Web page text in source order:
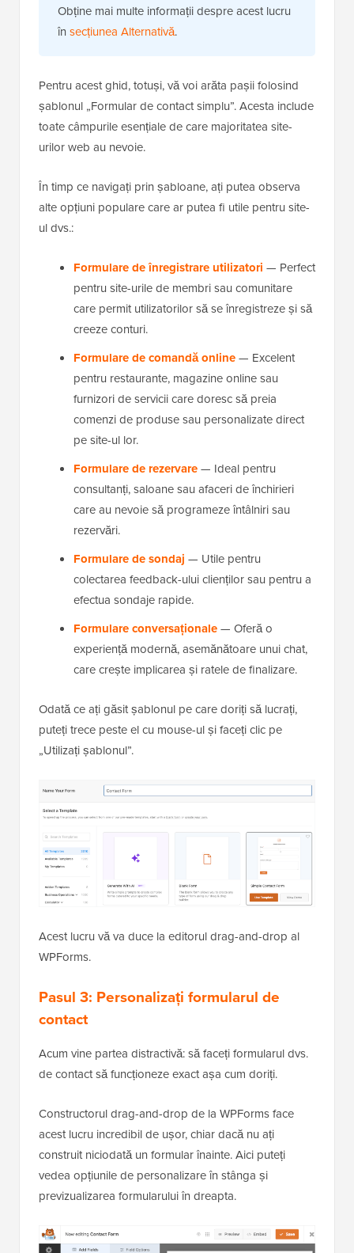
Obține mai multe informații despre acest lucru
în secțiunea Alternativă.
Pentru acest ghid, totuși, vă voi arăta pașii folosind
șablonul „Formular de contact simplu”. Acesta include
toate câmpurile esențiale de care majoritatea site-
urilor web au nevoie.
În timp ce navigați prin șabloane, ați putea observa
alte opțiuni populare care ar putea fi utile pentru site-
ul dvs.:
Formulare de înregistrare utilizatori — Perfect
pentru site-urile de membri sau comunitare
care permit utilizatorilor să se înregistreze și să
creeze conturi.
Formulare de comandă online— Excelent
pentru restaurante, magazine online sau
furnizori de servicii care doresc să preia
comenzi de produse sau personalizate direct
pe site-ul lor.
Formulare de rezervare— Ideal pentru
consultanți, saloane sau afaceri de închirieri
care au nevoie să programeze întâlniri sau
rezervări.
Formulare de sondaj — Utile pentru
colectarea feedback-ului clienților sau pentru a
efectua sondaje rapide.
Formulare conversaționale— Oferă o
experiență modernă, asemănătoare unui chat,
care crește implicarea și ratele de finalizare.
Odată ce ați găsit șablonul pe care doriți să lucrați,
puteți trece peste el cu mouse-ul și faceți clic pe
„Utilizați șablonul”.
Acest lucru vă va duce la editorul drag-and-drop al
WPForms.
Pasul 3: Personalizați formularul de
contact
Acum vine partea distractivă: să faceți formularul dvs.
de contact să funcționeze exact așa cum doriți.
Constructorul drag-and-drop de la WPForms face
acest lucru incredibil de ușor, chiar dacă nu ați
construit niciodată un formular înainte. Aici puteți
vedea opțiunile de personalizare în stânga și
previzualizarea formularului în dreapta.